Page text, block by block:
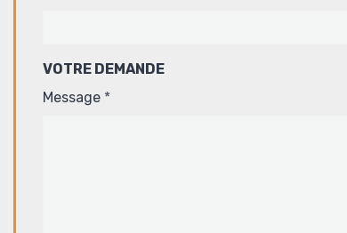
VOTRE DEMANDE
Message